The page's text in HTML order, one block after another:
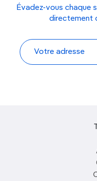
Évadez-vous chaque
directement